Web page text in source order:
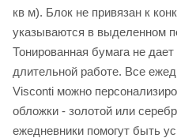
кв м). Блок не привязан к
указываются в выделенном
Тонированная бумага не
длительной работе. Все
Visconti можно
обложки - золотой или
ежедневники помогут быть